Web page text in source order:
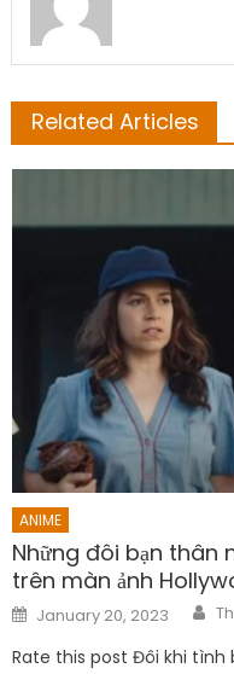
Related Articles
ANIME
Những đôi bạn thân
trên màn ảnh
Posted
on
January 20, 2023
Rate this post Đôi khi tình